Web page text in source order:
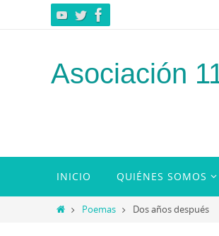
Asociación
contenido
INICIO QUIÉNES SOMOS
InicioPoemas Dos años después